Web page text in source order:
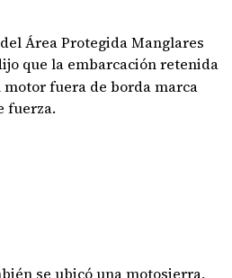
Área Protegida Manglares
que la embarcación retenida
motor fuera de borda marca
fuerza.
se ubicó una motosierra,